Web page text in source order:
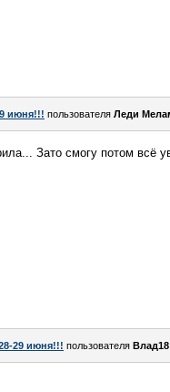
июня!!! пользователя Леди
Зато смогу потом всё
29 июня!!! пользователя Влад18